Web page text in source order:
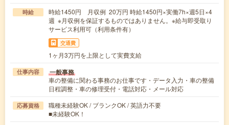
時給
時給1450円 月収例 20万円 時給1450円×実働7h×週5日×4
週 ※月収例を保証するものではありません。※給与即受取り
サービス利用可（利用条件有）
交通費
1ヶ月3万円を上限として実費支給
仕事内容 一般事務
車の整備に関わる事務のお仕事です・データ入力・車の整備
日程調整・車の修理受付・電話対応・メール対応
応募資格
職種未経験OK / ブランクOK / 英語力不要
■未経験OK！